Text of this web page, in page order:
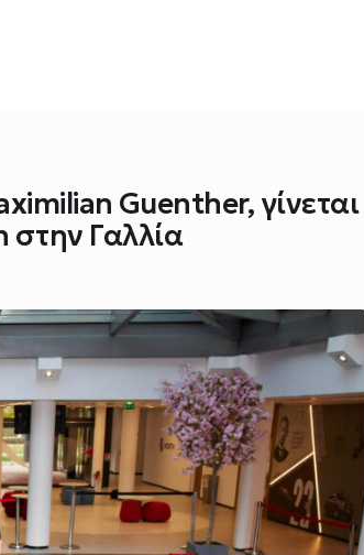
Guenther, γίνεται
στην Γαλλία